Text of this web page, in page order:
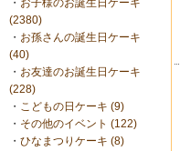
・ お子様のお誕生日ケーキ
(2380)
・ お孫さんの誕生日ケーキ
(40)
・ お友達のお誕生日ケーキ
(228)
・ こどもの日ケーキ (9)
・ その他のイベント (122)
・ ひなまつりケーキ (8)